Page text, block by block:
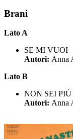
Brani
Lato A
SE MI VUOI
Autori: Anna
Lato B
NON SEI
Autori: Anna